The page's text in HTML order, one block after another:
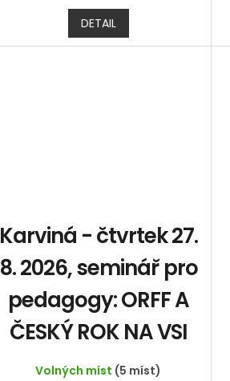
DETAIL
Karviná - čtvrtek 27.
8. 2026, seminář pro
pedagogy: ORFF A
ČESKÝ ROK NA VSI
Volných míst (5 míst)